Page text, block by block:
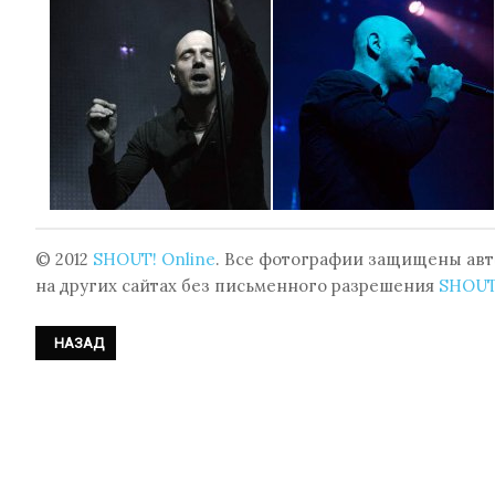
© 2012 SHOUT! Online. Все фотографии защищены
на других сайтах без письменного разрешения
ПРЕДЫДУЩИЙ: ФОТОРЕПОРТАЖ: MELOTRON - КОНЦЕРТ НА XI
НАЗАД